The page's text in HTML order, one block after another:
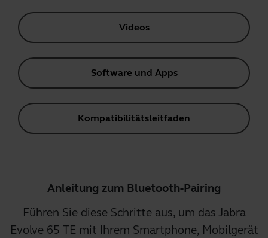
Videos
Software und Apps
Kompatibilitätsleitfaden
Anleitung zum Bluetooth-Pairing
Führen Sie diese Schritte aus, um das Jabra
Evolve 65 TE mit Ihrem Smartphone, Mobilgerät